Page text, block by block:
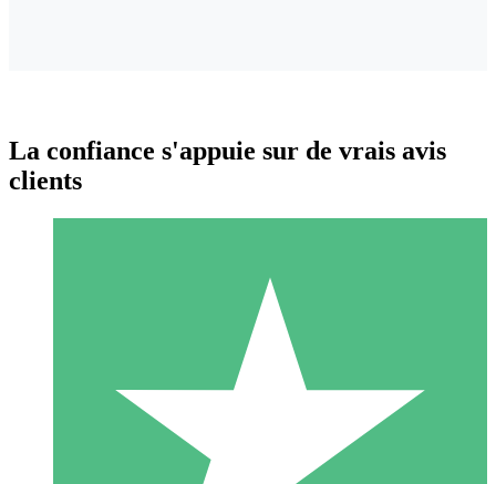
Packs de Crédits Individuels
Payez à l'utilisation avec des crédits de téléchargement. Sans
1 Téléchargement
La confiance s'appuie sur de vrais avis
clients